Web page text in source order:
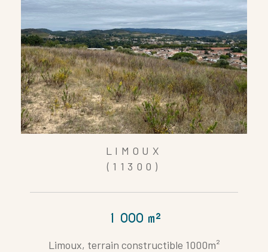
LIMOUX
(11300)
1 000 m²
Limoux, terrain constructible 1000m²